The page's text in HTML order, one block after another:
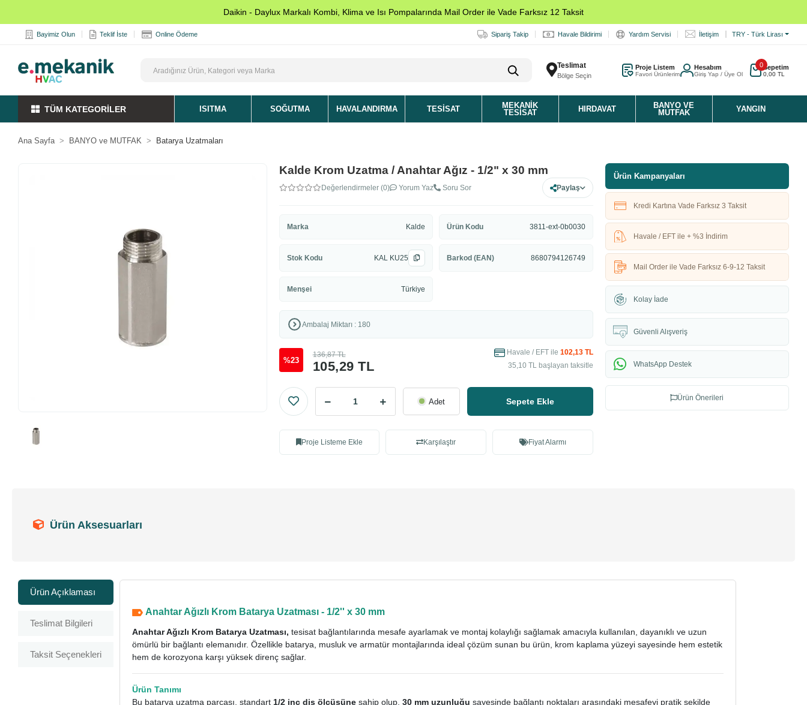
Daikin - Daylux Markalı Kombi, Klima ve Isı Pompalarında Mail Order ile Vade Farksız 12 Taksit
Bayimiz Olun Teklif İste Online Ödeme Sipariş Takip Havale Bildirimi Yardım Servisi İletişim TRY - Türk Lirası
Teslimat
Bölge Seçin
Proje Listem
Favori Ürünlerim
Hesabım
Giriş Yap / Üye Ol
0Sepetim
0,00 TL
TÜM KATEGORİLER ISITMA SOĞUTMA HAVALANDIRMA TESISAT
MEKANIK
TESISAT
HIRDAVAT
BANYO VE
MUTFAK
YANGIN
Ana Sayfa BANYO ve MUTFAK Batarya Uzatmaları
Kalde Krom Uzatma / Anahtar Ağız - 1/2" x 30 mm
Değerlendirmeler (0) Yorum Yaz Soru Sor Paylaş
Marka Kalde Ürün Kodu 3811-ext-0b0030
Stok Kodu KAL KU25 Barkod (EAN) 8680794126749
Menşei Türkiye
Ambalaj Miktarı : 180
%23 105,29 TL
136,87 TL Havale / EFT ile 102,13 TL
35,10 TL başlayan taksitle
Adet Sepete Ekle
Proje Listeme Ekle Karşılaştır Fiyat Alarmı
Ürün Kampanyaları
Kredi Kartına Vade Farksız 3 Taksit
Havale / EFT ile + %3 İndirim
Mail Order ile Vade Farksız 6-9-12 Taksit
Kolay İade
Güvenli Alışveriş
WhatsApp Destek
Ürün Önerileri
Ürün Aksesuarları
Ürün Açıklaması
Teslimat Bilgileri
Taksit Seçenekleri
Anahtar Ağızlı Krom Batarya Uzatması - 1/2'' x 30 mm
Anahtar Ağızlı Krom Batarya Uzatması,tesisat bağlantılarında mesafe ayarlamak ve montaj kolaylığı sağlamak amacıyla kullanılan, dayanıklı ve uzun
ömürlü bir bağlantı elemanıdır. Özellikle batarya, musluk ve armatür montajlarında ideal çözüm sunan bu ürün, krom kaplama yüzeyi sayesinde hem estetik
hem de korozyona karşı yüksek direnç sağlar.
Ürün Tanımı
Bu batarya uzatma parçası, standart 1/2 inç diş ölçüsüne sahip olup,30 mm uzunluğu sayesinde bağlantı noktaları arasındaki mesafeyi pratik şekilde